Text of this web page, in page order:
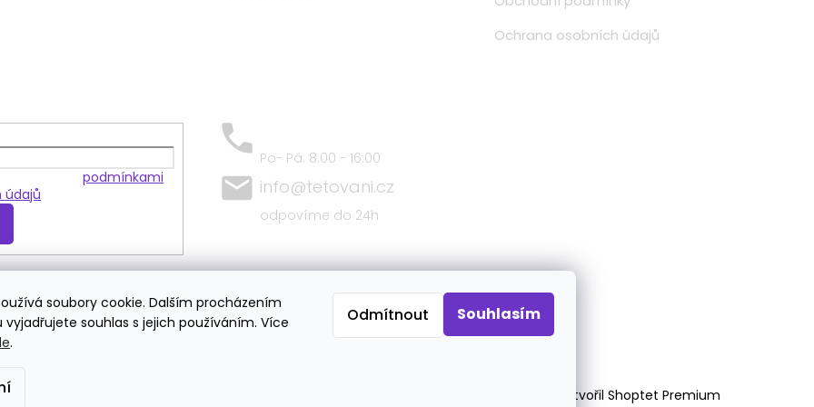
soubory cookie. Dalším procházením
souhlas s jejich používáním. Více
.
Odmítnout Souhlasím
Ochrana osobních údajů
souhlasíte spodmínkami
údajů
Po- Pá: 8:00 - 16:00
info@tetovani.cz
odpovíme do 24h
Doprava
Vytvořil Shoptet Premium